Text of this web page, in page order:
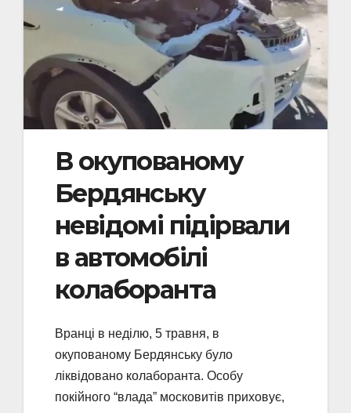
В окупованому
Бердянську
невідомі підірвали
в автомобілі
колаборанта
Вранці в неділю, 5 травня, в
окупованому Бердянську було
ліквідовано колаборанта. Особу
покійного “влада” московитів приховує,